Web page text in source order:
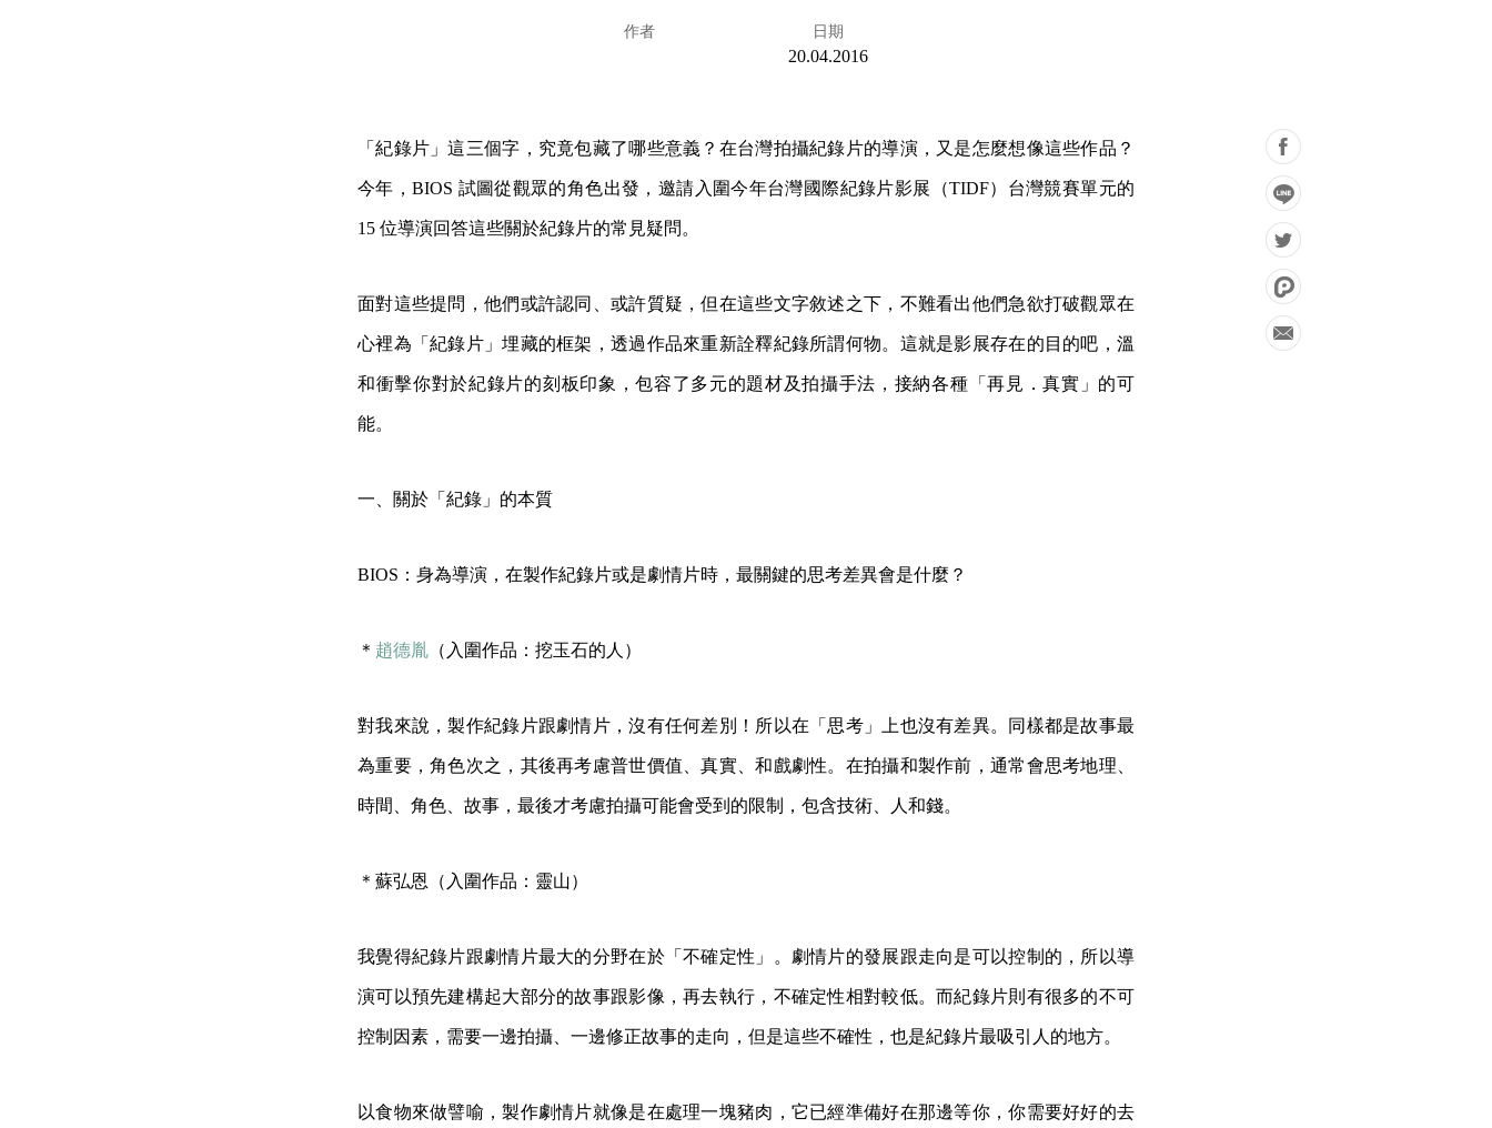
作者 日期
20.04.2016
「紀錄片」這三個字，究竟包藏了哪些意義？在台灣拍攝紀錄片的導演，又是怎麼想像這些作品？
今年，BIOS 試圖從觀眾的角色出發，邀請入圍今年台灣國際紀錄片影展（TIDF）台灣競賽單元的
15 位導演回答這些關於紀錄片的常見疑問。
面對這些提問，他們或許認同、或許質疑，但在這些文字敘述之下，不難看出他們急欲打破觀眾在
心裡為「紀錄片」埋藏的框架，透過作品來重新詮釋紀錄所謂何物。這就是影展存在的目的吧，溫
和衝擊你對於紀錄片的刻板印象，包容了多元的題材及拍攝手法，接納各種「再見．真實」的可
能。
一、關於「紀錄」的本質
BIOS：身為導演，在製作紀錄片或是劇情片時，最關鍵的思考差異會是什麼？
＊ 趙德胤 （入圍作品：挖玉石的人）
對我來說，製作紀錄片跟劇情片，沒有任何差別！所以在「思考」上也沒有差異。同樣都是故事最
為重要，角色次之，其後再考慮普世價值、真實、和戲劇性。在拍攝和製作前，通常會思考地理、
時間、角色、故事，最後才考慮拍攝可能會受到的限制，包含技術、人和錢。
＊蘇弘恩（入圍作品：靈山）
我覺得紀錄片跟劇情片最大的分野在於「不確定性」。劇情片的發展跟走向是可以控制的，所以導
演可以預先建構起大部分的故事跟影像，再去執行，不確定性相對較低。而紀錄片則有很多的不可
控制因素，需要一邊拍攝、一邊修正故事的走向，但是這些不確性，也是紀錄片最吸引人的地方。
以食物來做譬喻，製作劇情片就像是在處理一塊豬肉，它已經準備好在那邊等你，你需要好好的去